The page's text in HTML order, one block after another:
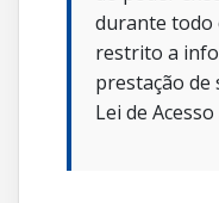
durante todo
restrito a
prestação de
Lei de